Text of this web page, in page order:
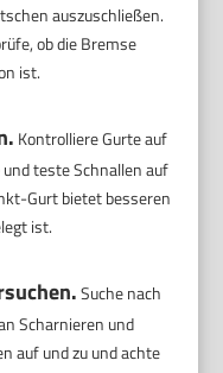
auszuschließen.
ob die Bremse
ist.
Kontrolliere Gurte auf
teste Schnallen auf
Gurt bietet besseren
ist.
Suche nach
Scharnieren und
auf und zu und achte